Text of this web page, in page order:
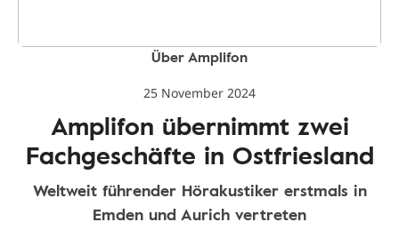
Über Amplifon
25 November 2024
Amplifon übernimmt zwei
Fachgeschäfte in Ostfriesland
Weltweit führender Hörakustiker erstmals in
Emden und Aurich vertreten